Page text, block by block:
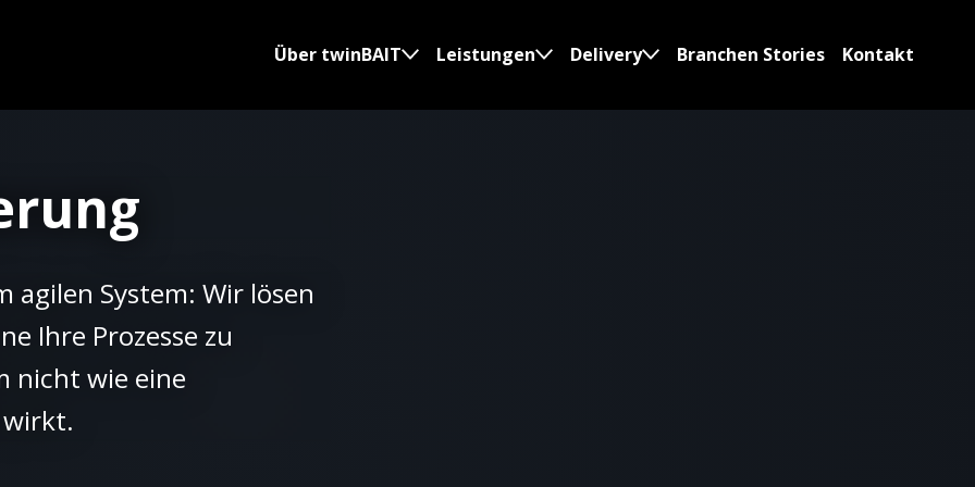
Über twinBAIT Leistungen Delivery Branchen Stories Kontakt
System: Wir lösen
Ihre Prozesse zu
nicht wie eine